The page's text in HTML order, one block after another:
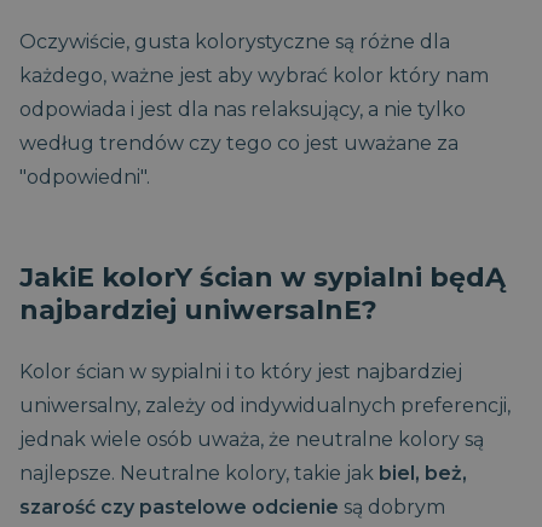
Oczywiście, gusta kolorystyczne są różne dla
każdego, ważne jest aby wybrać kolor który nam
odpowiada i jest dla nas relaksujący, a nie tylko
według trendów czy tego co jest uważane za
"odpowiedni".
JakiE kolorY ścian w sypialni będĄ
najbardziej uniwersalnE?
Kolor ścian w sypialni i to który jest najbardziej
uniwersalny, zależy od indywidualnych preferencji,
jednak wiele osób uważa, że neutralne kolory są
najlepsze. Neutralne kolory, takie jak biel, beż,
szarość czy pastelowe odcienie są dobrym